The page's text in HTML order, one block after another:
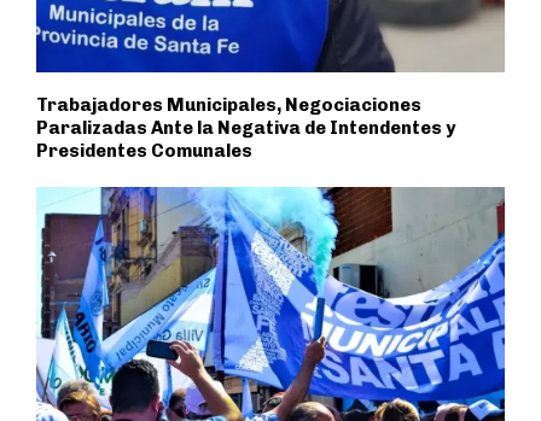
Trabajadores Municipales, Negociaciones
Paralizadas Ante la Negativa de Intendentes y
Presidentes Comunales